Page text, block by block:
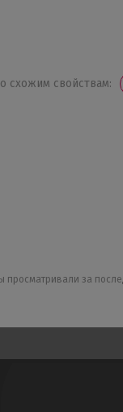
схожим свойствам:
просматривали за